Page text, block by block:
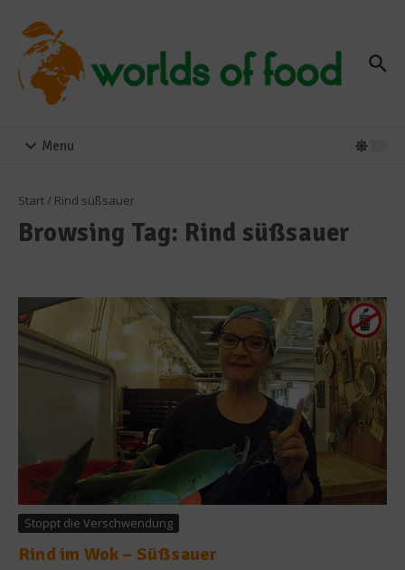
Menu
Start/ Rind süßsauer
Browsing Tag: Rind süßsauer
Stoppt die Verschwendung
Rind im Wok – Süßsauer